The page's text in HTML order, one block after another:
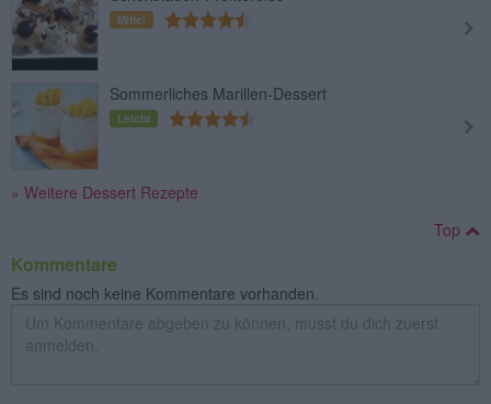
Mittel
Sommerliches Marillen-Dessert
Leicht
» Weitere Dessert Rezepte
Top
Kommentare
Es sind noch keine Kommentare vorhanden.